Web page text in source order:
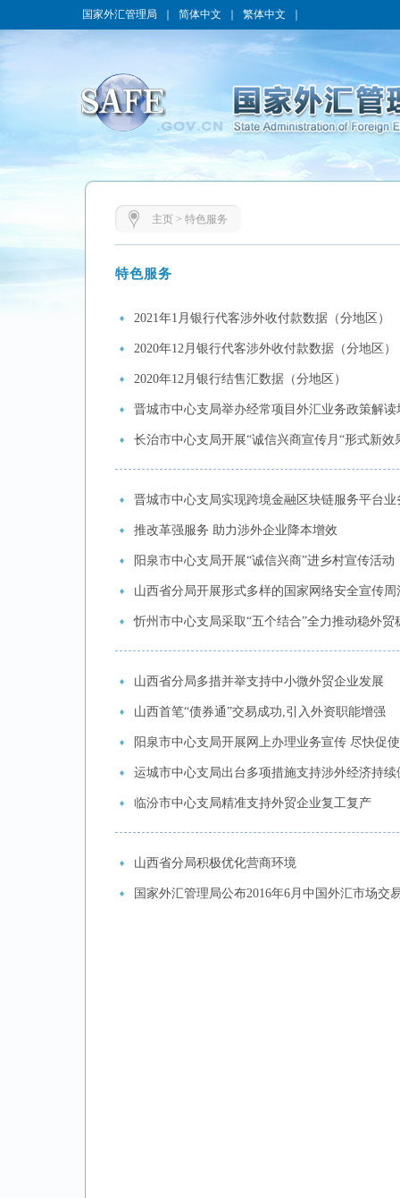
国家外汇管理局 简体中文 繁体中文
主页> 特色服务
特色服务
2021年1月银行代客涉外收付款数据（分地区）
2020年12月银行代客涉外收付款数据（分地区）
2020年12月银行结售汇数据（分地区）
晋城市中心支局举办经常项目外汇业务政策解读
长治市中心支局开展“诚信兴商宣传月“形式新效
晋城市中心支局实现跨境金融区块链服务平台业
推改革强服务 助力涉外企业降本增效
阳泉市中心支局开展“诚信兴商”进乡村宣传活动
山西省分局开展形式多样的国家网络安全宣传周
忻州市中心支局采取“五个结合”全力推动稳外贸
山西省分局多措并举支持中小微外贸企业发展
山西首笔“债券通”交易成功,引入外资职能增强
阳泉市中心支局开展网上办理业务宣传 尽快促
运城市中心支局出台多项措施支持涉外经济持续
临汾市中心支局精准支持外贸企业复工复产
山西省分局积极优化营商环境
国家外汇管理局公布2016年6月中国外汇市场交